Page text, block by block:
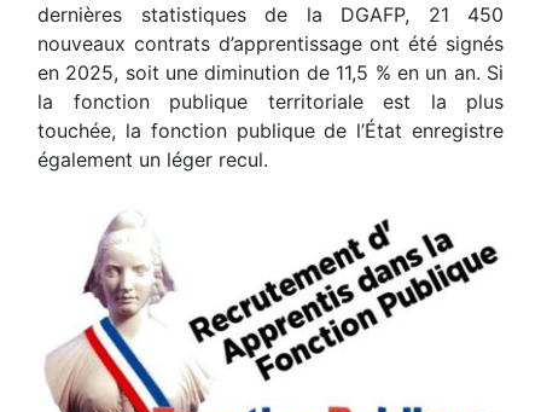
dernières statistiques de la DGAFP, 21 450
nouveaux contrats d’apprentissage ont été signés
en 2025, soit une diminution de 11,5 % en un an. Si
la fonction publique territoriale est la plus
touchée, la fonction publique de l’État enregistre
également un léger recul.